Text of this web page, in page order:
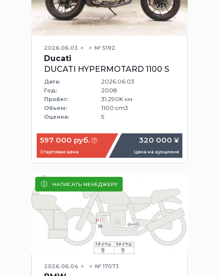
2026.06.03 № 5192
Ducati
DUCATI HYPERMOTARD 1100 S
Дата: 2026.06.03
Год: 2008
Пробег: 31,290K км
Объем: 1100 cm3
Оценка: 5
597 000 руб.
Стартовая цена
320 000 ¥
Цена на аукционе
НАПИСАТЬ МЕНЕДЖЕРУ
2026.06.04 № 17073